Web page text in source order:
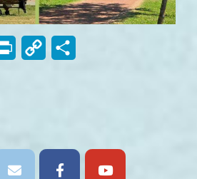
Print
Copy